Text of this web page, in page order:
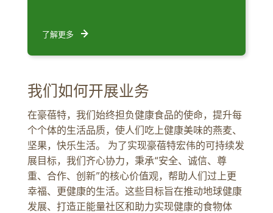
了解更多
我们如何开展业务
在豪蓓特，我们始终担负健康食品的使命，提升每
个个体的生活品质，使人们吃上健康美味的燕麦、
坚果，快乐生活。 为了实现豪蓓特宏伟的可持续发
展目标，我们齐心协力，秉承“安全、诚信、尊
重、合作、创新”的核心价值观，帮助人们过上更
幸福、更健康的生活。这些目标旨在推动地球健康
发展、打造正能量社区和助力实现健康的食物体